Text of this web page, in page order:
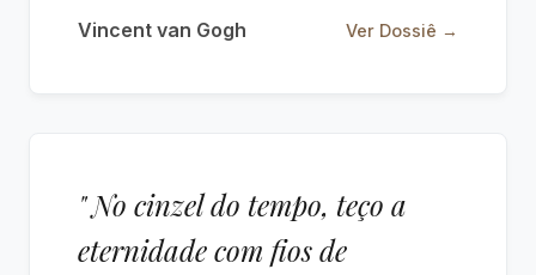
Vincent van Gogh Ver Dossiê →
" No cinzel do tempo, teço a
eternidade com fios de